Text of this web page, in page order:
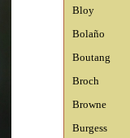
Bloy
Bolaño
Boutang
Broch
Browne
Burgess